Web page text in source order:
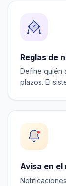
Reglas de
Define quién
plazos. El
Avisa en